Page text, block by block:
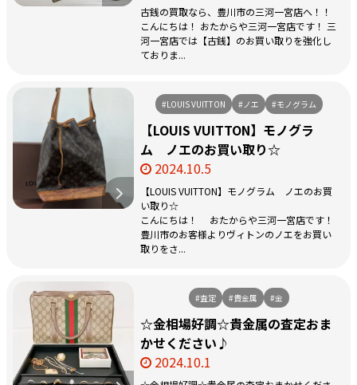
古銭の買取なら、豊川市の三河一宮店へ！！
こんにちは！ おたからや三河一宮店です！ 三
河一宮店では【古銭】のお買い取りを強化し
ておりま...
#LOUIS VUITTON #ノエ #モノグラム
【LOUIS VUITTON】モノグラ
ム ノエのお買い取り☆
2024.10.5
【LOUIS VUITTON】モノグラム ノエのお買
い取り☆
こんにちは！ おたからや三河一宮店です！
豊川市のお客様よりヴィトンのノエをお買い
取りをさ...
#査定 #貴金属 #金
☆金相場好調☆貴金属の査定おま
かせください♪
2024.10.1